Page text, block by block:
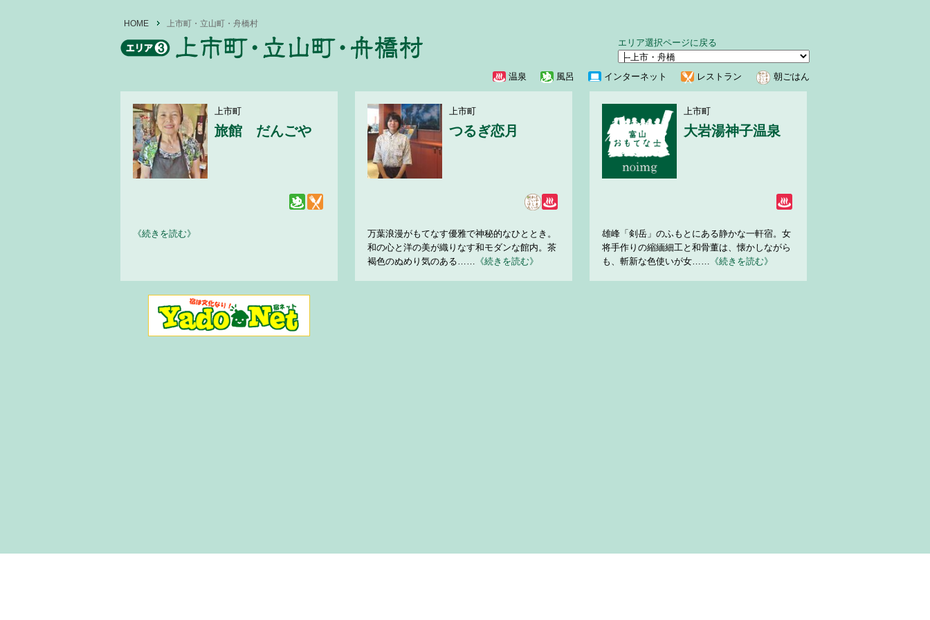
HOME 上市町・立山町・舟橋村
エリア選択ページに戻る
温泉 風呂 インターネット レストラン 朝ごはん
上市町
旅館 だんごや
《続きを読む》
上市町
つるぎ恋月
万葉浪漫がもてなす優雅で神秘的なひととき。
和の心と洋の美が織りなす和モダンな館内。茶
褐色のぬめり気のある……
《続きを読む》
上市町
大岩湯神子温泉
雄峰「剣岳」のふもとにある静かな一軒宿。女
将手作りの縮緬細工と和骨董は、懐かしながら
も、斬新な色使いが女……
《続きを読む》